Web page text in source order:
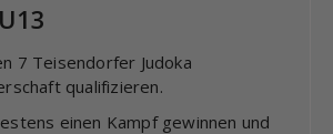
7 Teisendorfer Judoka
qualifizieren.
einen Kampf gewinnen und